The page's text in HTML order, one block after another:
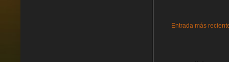
Entrada más